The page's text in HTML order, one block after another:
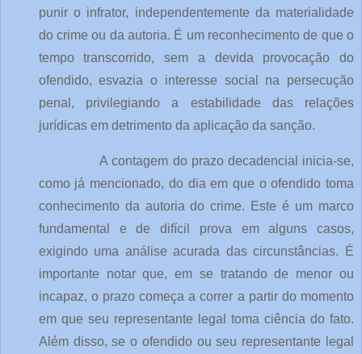
punir o infrator, independentemente da materialidade
do crime ou da autoria. É um reconhecimento de que o
tempo transcorrido, sem a devida provocação do
ofendido, esvazia o interesse social na persecução
penal, privilegiando a estabilidade das relações
jurídicas em detrimento da aplicação da sanção.
A contagem do prazo decadencial inicia-se,
como já mencionado, do dia em que o ofendido toma
conhecimento da autoria do crime. Este é um marco
fundamental e de difícil prova em alguns casos,
exigindo uma análise acurada das circunstâncias. É
importante notar que, em se tratando de menor ou
incapaz, o prazo começa a correr a partir do momento
em que seu representante legal toma ciência do fato.
Além disso, se o ofendido ou seu representante legal